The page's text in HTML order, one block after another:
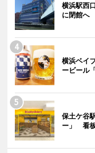
横浜駅西
に閉館へ
横浜ベイ
ービール
保土ケ谷
ー」 看